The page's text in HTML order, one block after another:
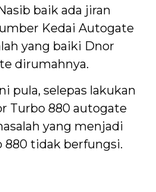
baik ada jiran
Kedai Autogate
yang baiki Dnor
dirumahnya.
pula, selepas lakukan
Turbo 880 autogate
yang menjadi
880 tidak berfungsi.